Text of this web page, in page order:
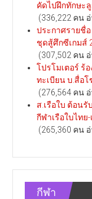
คัดไปฝึกทักษะ
(336,222 คน
ประกาศรายชื่
ชุดสู้ศึกซีเกมส์
(307,502 คน
โปรโมเตอร์ ร้อ
ทะเบียน บ.สื่อ
(276,564 คน
ส.เรือใบ ต้อน
กีฬาเรือใบไทย-
(265,360 คน
กีฬา